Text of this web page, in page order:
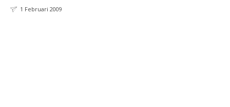
1 Februari 2009